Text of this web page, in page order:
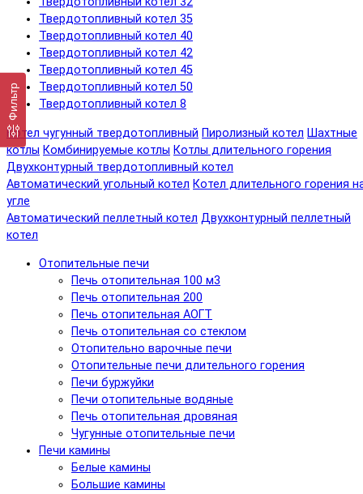
Твердотопливный котел 35
Твердотопливный котел 40
Твердотопливный котел 42
Твердотопливный котел 45
Твердотопливный котел 50
Твердотопливный котел 8
Котел чугунный твердотопливный Пиролизный котел Шахтные
котлы Комбинируемые котлы Котлы длительного горения
Двухконтурный твердотопливный котел
Автоматический угольный котел Котел длительного горения
угле
Автоматический пеллетный котел Двухконтурный пеллетный
котел
Отопительные печи
Печь отопительная 100 м3
Печь отопительная 200
Печь отопительная АОГТ
Печь отопительная со стеклом
Отопительно варочные печи
Отопительные печи длительного горения
Печи буржуйки
Печи отопительные водяные
Печь отопительная дровяная
Чугунные отопительные печи
Печи камины
Белые камины
Большие камины
Фильтр